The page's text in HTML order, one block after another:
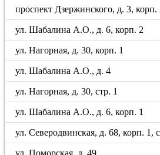
проспект Дзержинского, д. 3, корп.
ул. Шабалина А.О., д. 6, корп. 2
ул. Нагорная, д. 30, корп. 1
ул. Шабалина А.О., д. 4
ул. Нагорная, д. 30, стр. 1
ул. Шабалина А.О., д. 6, корп. 1
ул. Северодвинская, д. 68, корп. 1,
ул. Поморская, д. 49